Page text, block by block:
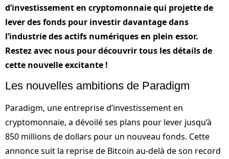
d’investissement en cryptomonnaie qui projette de
lever des fonds pour investir davantage dans
l’industrie des actifs numériques en plein essor.
Restez avec nous pour découvrir tous les détails de
cette nouvelle excitante !
Les nouvelles ambitions de Paradigm
Paradigm, une entreprise d’investissement en
cryptomonnaie, a dévoilé ses plans pour lever jusqu’à
850 millions de dollars pour un nouveau fonds. Cette
annonce suit la reprise de Bitcoin au-delà de son record